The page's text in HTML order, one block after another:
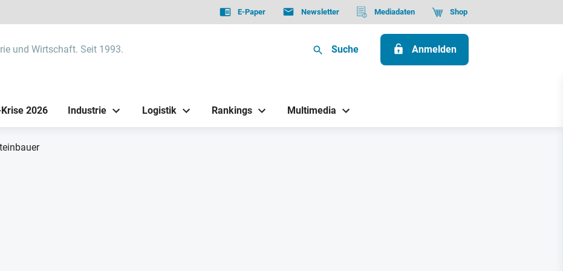
E-Paper Newsletter Mediadaten Shop
und Wirtschaft. Seit 1993. Suche Anmelden
2026 Industrie Logistik Rankings Multimedia